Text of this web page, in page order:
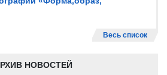
Весь список
НОВОСТЕЙ